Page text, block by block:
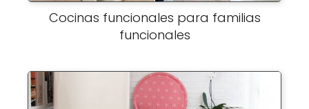
Cocinas funcionales para familias
funcionales